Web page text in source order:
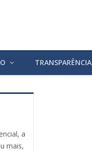
TRANSPARÊNCIA
a
mais,